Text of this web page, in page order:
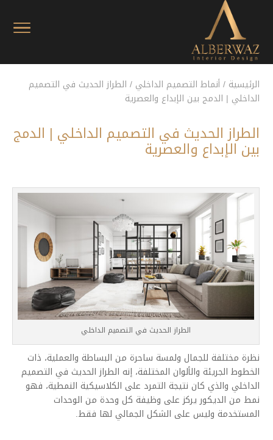
الرئيسية /أنماط التصميم الداخلي / الطراز الحديث في التصميم
الداخلي | الدمج بين الإبداع والعصرية
الطراز الحديث في التصميم الداخلي | الدمج
بين الإبداع والعصرية
الطراز الحديث في التصميم الداخلي
نظرة مختلفة للجمال ولمسة ساحرة من البساطة والعملية، ذات
الخطوط الجريئة والألوان المختلفة، إنه الطراز الحديث في التصميم
الداخلي والذي كان نتيجة التمرد على الكلاسيكية النمطية، فهو
نمط من الديكور يركز على وظيفة كل وحدة من الوحدات
المستخدمة وليس على الشكل الجمالي لها فقط.